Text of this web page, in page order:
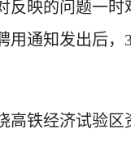
反映的问题一
用通知发出后
高铁经济试验